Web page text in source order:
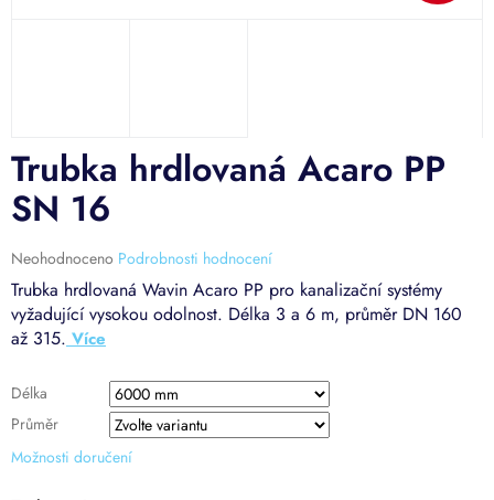
Délka
Průměr
Možnosti doručení
Trubka hrdlovaná Wavin Acaro PP pro kanalizační systémy
vyžadující vysokou odolnost. Délka 3 a 6 m, průměr DN 160
až 315.
Trubka hrdlovaná Acaro PP
SN 16
Průměrné
hodnocení
produktu
je
0,0
5
hvězdiček.
Neohodnoceno Podrobnosti hodnocení